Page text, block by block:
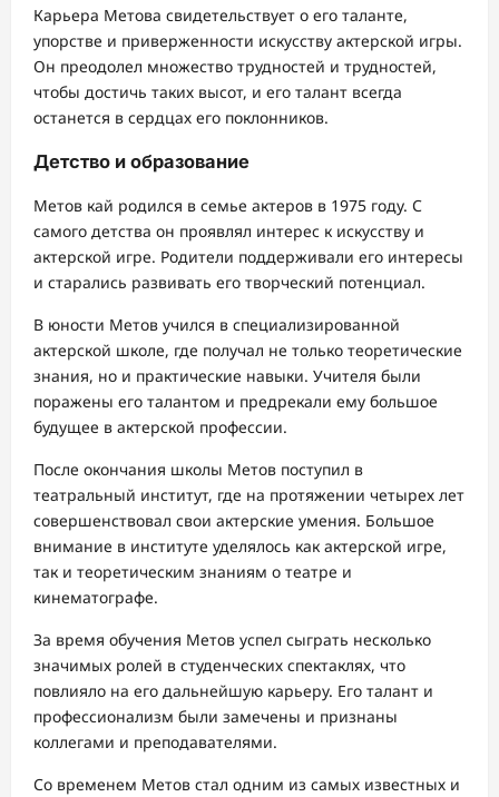
Карьера Метова свидетельствует о его таланте,
упорстве и приверженности искусству актерской игры.
Он преодолел множество трудностей и трудностей,
чтобы достичь таких высот, и его талант всегда
останется в сердцах его поклонников.
Детство и образование
Метов кай родился в семье актеров в 1975 году. С
самого детства он проявлял интерес к искусству и
актерской игре. Родители поддерживали его интересы
и старались развивать его творческий потенциал.
В юности Метов учился в специализированной
актерской школе, где получал не только теоретические
знания, но и практические навыки. Учителя были
поражены его талантом и предрекали ему большое
будущее в актерской профессии.
После окончания школы Метов поступил в
театральный институт, где на протяжении четырех лет
совершенствовал свои актерские умения. Большое
внимание в институте уделялось как актерской игре,
так и теоретическим знаниям о театре и
кинематографе.
За время обучения Метов успел сыграть несколько
значимых ролей в студенческих спектаклях, что
повлияло на его дальнейшую карьеру. Его талант и
профессионализм были замечены и признаны
коллегами и преподавателями.
Со временем Метов стал одним из самых известных и